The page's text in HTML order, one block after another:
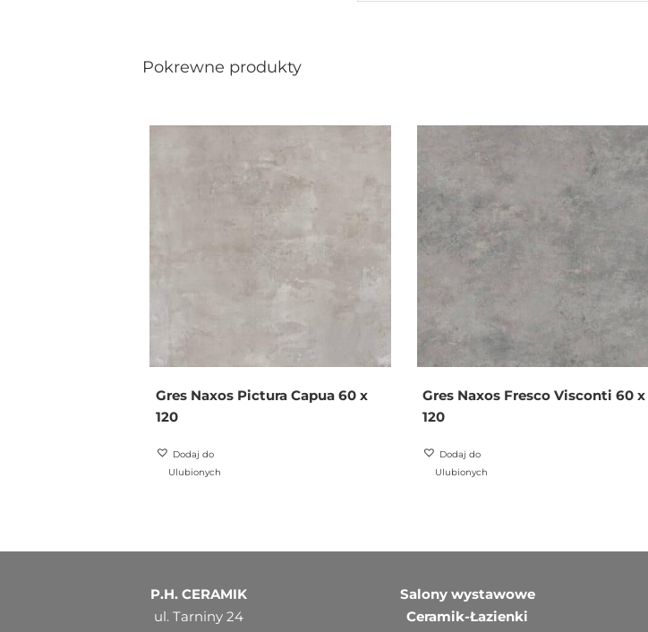
Pokrewne produkty
Gres Naxos Pictura Capua 60 x
120
Dodaj do
Ulubionych
Gres Naxos Fresco Visconti 60 x
120
Dodaj do
Ulubionych
P.H. CERAMIK
ul. Tarniny 24
Salony wystawowe
Ceramik-Łazienki